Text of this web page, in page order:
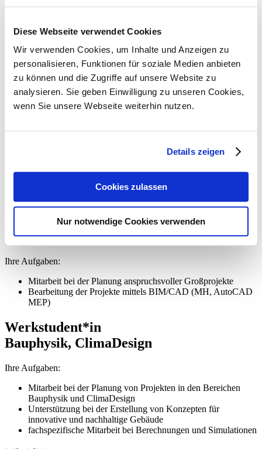
Diese Webseite verwendet Cookies
Wir verwenden Cookies, um Inhalte und Anzeigen zu
personalisieren, Funktionen für soziale Medien anbieten
zu können und die Zugriffe auf unsere Website zu
analysieren. Sie geben Einwilligung zu unseren Cookies,
wenn Sie unsere Webseite weiterhin nutzen.
Details zeigen
Cookies zulassen
Nur notwendige Cookies verwenden
Bearbeitung der Themengebiete Bau- und Raumakustik
Erstellung erforderlicher Berechnungen und Nachweise
Projektmitarbeiter*in
TGA / MSR
H/L/S/K mit Schwerpunkt Gebäudeautomation
Fachspezifische Bearbeitung aller Leistungsphasen nach
CAD-Konstrukteur*in / Technischer
Zeichner*in
Technischer Systemplaner*in
Ihre Aufgaben:
Mitarbeit bei der Planung anspruchsvoller Großprojekte
Bearbeitung der Projekte mittels BIM/CAD (MH, AutoCAD
MEP)
Werkstudent*in
Bauphysik, ClimaDesign
Ihre Aufgaben:
Mitarbeit bei der Planung von Projekten in den Bereichen
Bauphysik und ClimaDesign
Unterstützung bei der Erstellung von Konzepten für
innovative und nachhaltige Gebäude
fachspezifische Mitarbeit bei Berechnungen und Simulationen